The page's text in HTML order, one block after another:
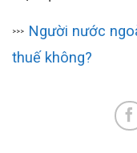
>>>
Người nước
thuế không?